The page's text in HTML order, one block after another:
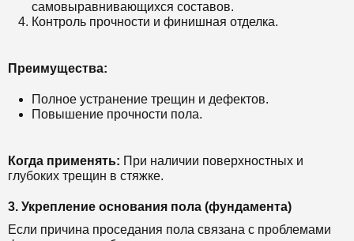
самовыравнивающихся составов.
Контроль прочности и финишная отделка.
Преимущества:
Полное устранение трещин и дефектов.
Повышение прочности пола.
Когда применять: При наличии поверхностных и
глубоких трещин в стяжке.
3. Укрепление основания пола (фундамента)
Если причина проседания пола связана с проблемами